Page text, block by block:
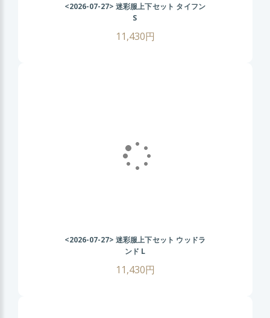
<2026-07-27> 迷彩服上下セット タイフン
S
11,430円
<2026-07-27> 迷彩服上下セット ウッドラ
ンド L
11,430円